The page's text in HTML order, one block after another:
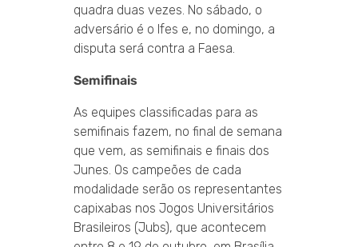
quadra duas vezes. No sábado, o
adversário é o Ifes e, no domingo, a
disputa será contra a Faesa.
Semifinais
As equipes classificadas para as
semifinais fazem, no final de semana
que vem, as semifinais e finais dos
Junes. Os campeões de cada
modalidade serão os representantes
capixabas nos Jogos Universitários
Brasileiros (Jubs), que acontecem